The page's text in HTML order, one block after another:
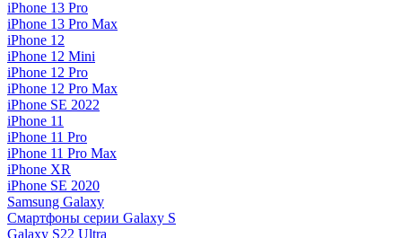
iPhone 13 Pro
iPhone 13 Pro Max
iPhone 12
iPhone 12 Mini
iPhone 12 Pro
iPhone 12 Pro Max
iPhone SE 2022
iPhone 11
iPhone 11 Pro
iPhone 11 Pro Max
iPhone XR
iPhone SE 2020
Samsung Galaxy
Смартфоны серии Galaxy S
Galaxy S22 Ultra